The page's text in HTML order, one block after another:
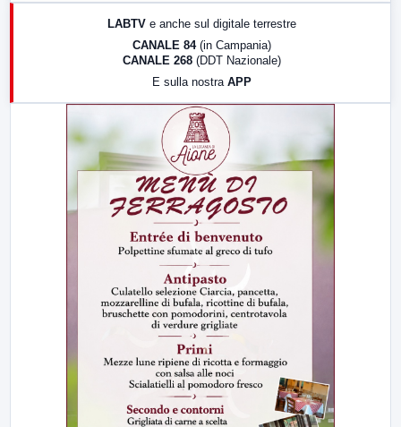
17:00 LabNews (replica)
LABTV e anche sul digitale terrestre
CANALE 84 (in Campania)
CANALE 268 (DDT Nazionale)
E sulla nostra APP